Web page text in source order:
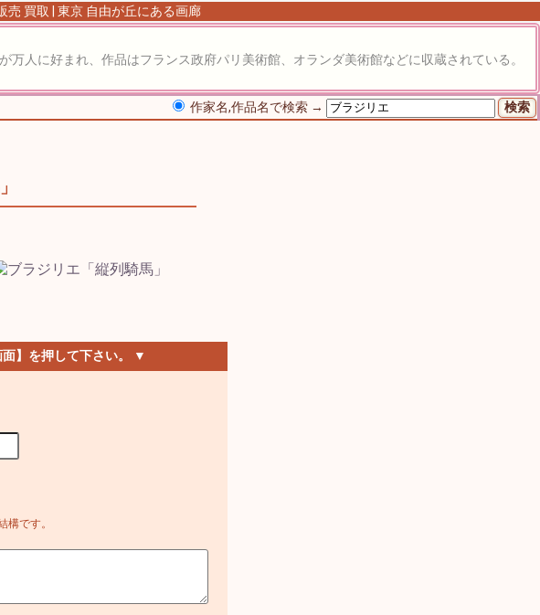
売 買取 | 東京 自由が丘にある画廊
人に好まれ、作品はフランス政府パリ美術館、オランダ美術館などに収蔵されている。
作家名,作品名で検索 →
】を押して下さい。 ▼
構です。